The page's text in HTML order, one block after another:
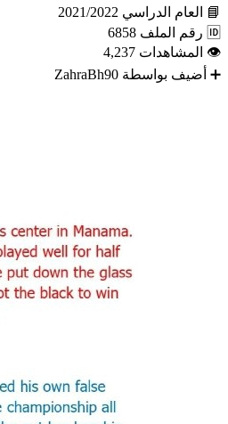
📘
العام الدراسي 2021/2022
🆔 رقم الملف 6858
👁 المشاهدات 4,237
➕ أضيف بواسطة ZahraBh90